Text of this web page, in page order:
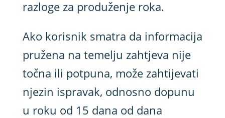
razloge za produženje roka.
Ako korisnik smatra da informacija
pružena na temelju zahtjeva nije
točna ili potpuna, može zahtijevati
njezin ispravak, odnosno dopunu
u roku od 15 dana od dana